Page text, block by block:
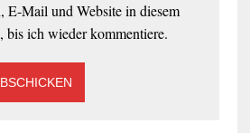
E-Mail und Website in diesem
bis ich wieder kommentiere.